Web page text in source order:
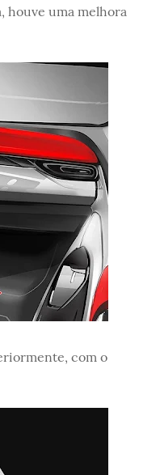
houve uma melhora
com o